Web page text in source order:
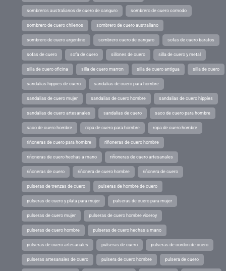
sombreros australianos de cuero de canguro sombrero de cuero comodo
sombrero de cuero chilenos sombrero de cuero australiano
sombrero de cuero argentino sombrero cuero de canguro sofas de cuero baratos
sofas de cuero sofa de cuero sillones de cuero silla de cuero y metal
silla de cuero oficina silla de cuero marron silla de cuero antigua silla de cuero
sandalias hippies de cuero sandalias de cuero para hombre
sandalias de cuero mujer sandalias de cuero hombre sandalias de cuero hippies
sandalias de cuero artesanales sandalias de cuero saco de cuero para hombre
saco de cuero hombre ropa de cuero para hombre ropa de cuero hombre
riñoneras de cuero para hombre riñoneras de cuero hombre
riñoneras de cuero hechas a mano riñoneras de cuero artesanales
riñoneras de cuero riñonera de cuero hombre riñonera de cuero
pulseras de trenzas de cuero pulseras de hombre de cuero
pulseras de cuero y plata para mujer pulseras de cuero para mujer
pulseras de cuero mujer pulseras de cuero hombre viceroy
pulseras de cuero hombre pulseras de cuero hechas a mano
pulseras de cuero artesanales pulseras de cuero pulseras de cordon de cuero
pulseras artesanales de cuero pulsera de cuero hombre pulsera de cuero